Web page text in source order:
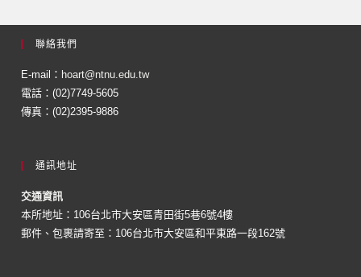
聯絡我們
E-mail： hoart@ntnu.edu.tw
電話：(02)7749-5605
傳真：(02)2395-9886
通訊地址
交通資訊
本所地址：106台北市大安區青田街5巷6號4樓
郵件、包裹請寄至：106台北市大安區和平東路一段162號